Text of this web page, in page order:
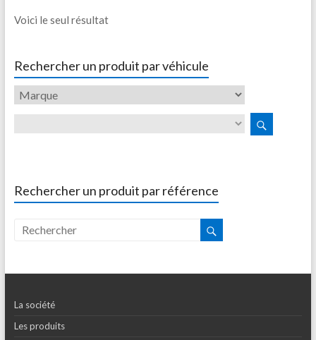
Voici le seul résultat
Rechercher un produit par véhicule
Rechercher un produit par référence
La société
Les produits